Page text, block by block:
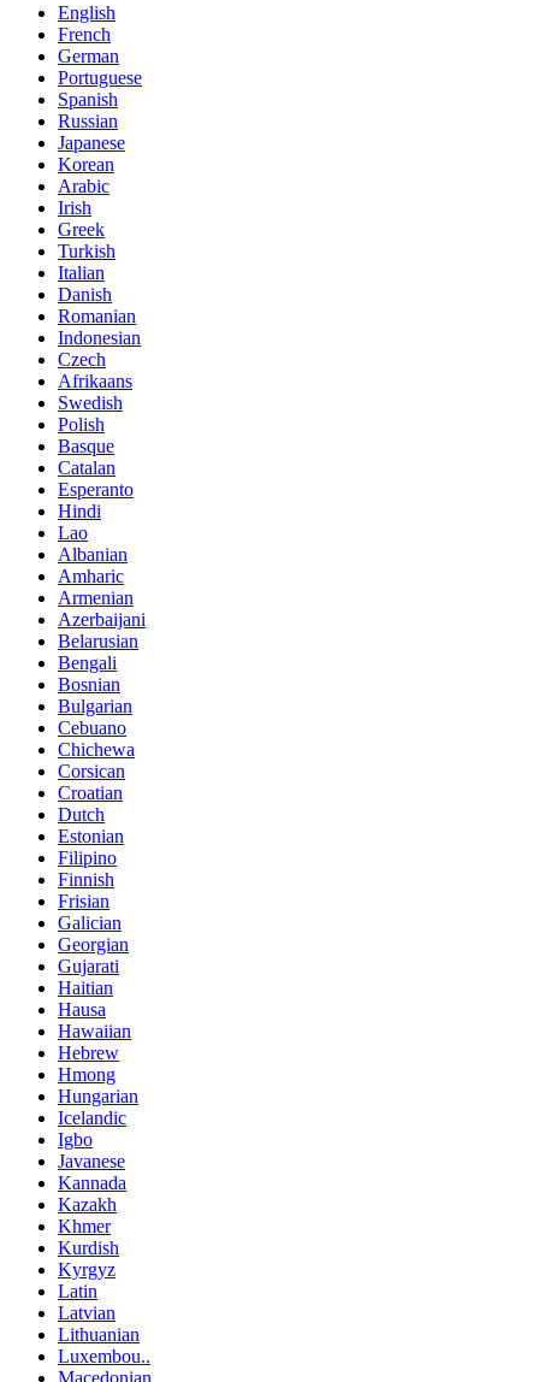
English
French
German
Portuguese
Spanish
Russian
Japanese
Korean
Arabic
Irish
Greek
Turkish
Italian
Danish
Romanian
Indonesian
Czech
Afrikaans
Swedish
Polish
Basque
Catalan
Esperanto
Hindi
Lao
Albanian
Amharic
Armenian
Azerbaijani
Belarusian
Bengali
Bosnian
Bulgarian
Cebuano
Chichewa
Corsican
Croatian
Dutch
Estonian
Filipino
Finnish
Frisian
Galician
Georgian
Gujarati
Haitian
Hausa
Hawaiian
Hebrew
Hmong
Hungarian
Icelandic
Igbo
Javanese
Kannada
Kazakh
Khmer
Kurdish
Kyrgyz
Latin
Latvian
Lithuanian
Luxembou..
Macedonian